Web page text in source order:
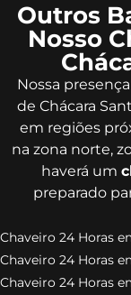
Outros
Nosso
Nossa
de Chácara
em regiões
na zona norte,
haverá um
preparado
Chaveiro 24 Horas
Chaveiro 24 Horas
Chaveiro 24 Horas